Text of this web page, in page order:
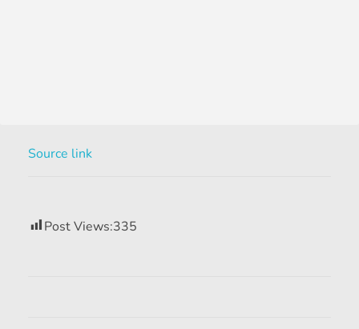
Source link
Post Views:335